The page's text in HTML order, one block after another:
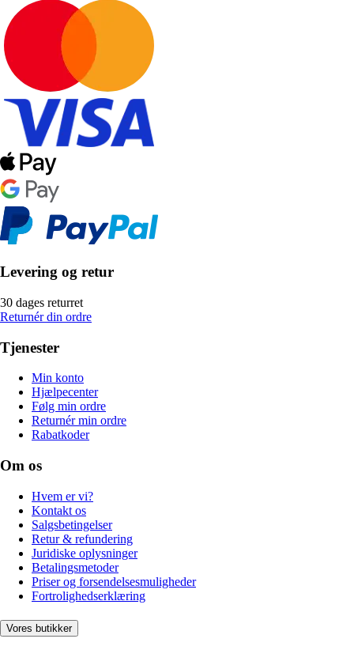
Levering og retur
30 dages returret
Returnér din ordre
Tjenester
Min konto
Hjælpecenter
Følg min ordre
Returnér min ordre
Rabatkoder
Om os
Hvem er vi?
Kontakt os
Salgsbetingelser
Retur & refundering
Juridiske oplysninger
Betalingsmetoder
Priser og forsendelsesmuligheder
Fortrolighedserklæring
Vores butikker